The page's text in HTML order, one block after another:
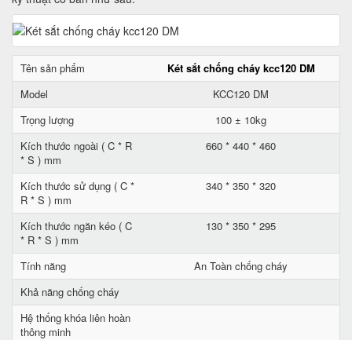
Tên sản phẩm
Két sắt chống cháy kcc120 DM
Model
KCC120 DM
Trọng lượng
100 ± 10kg
Kích thước ngoài ( C * R
* S ) mm
660 * 440 * 460
Kích thước sử dụng ( C *
R * S ) mm
340 * 350 * 320
Kích thước ngăn kéo ( C
* R * S ) mm
130 * 350 * 295
Tính năng
An Toàn chống cháy
Khả năng chống cháy
Hệ thống khóa liên hoàn
thông minh